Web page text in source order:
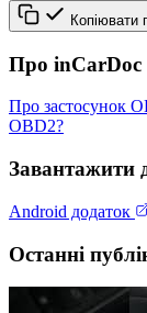
Копіювати
Про inCarDoc
Про застосунок
OBD2?
Завантажити
Android додаток
Останні